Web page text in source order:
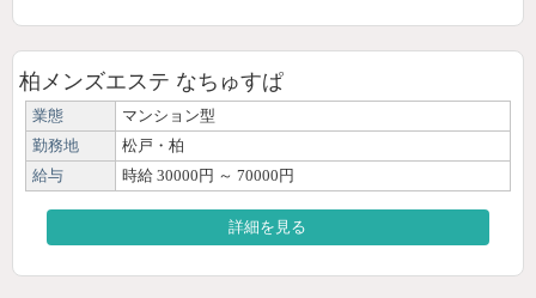
柏メンズエステ なちゅすぱ
業態
マンション型
勤務地
松戸・柏
給与
時給 30000円 ～ 70000円
詳細を見る